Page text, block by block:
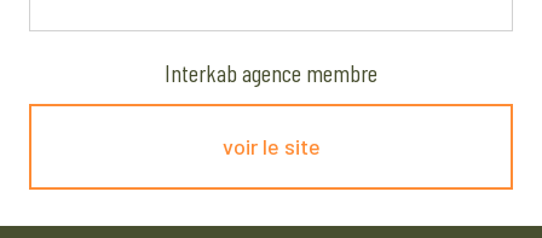
Interkab agence membre
voir le site